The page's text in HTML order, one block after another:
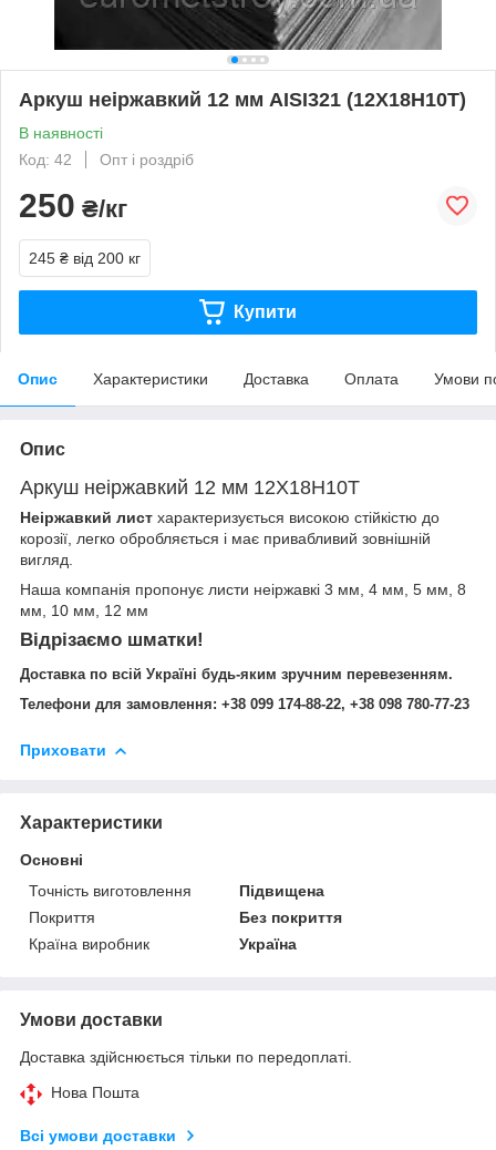
Аркуш неіржавкий 12 мм AISI321 (12Х18Н10Т)
В наявності
Код: 42
Опт і роздріб
250 ₴/кг
245 ₴ від 200 кг
Купити
Опис Характеристики Доставка Оплата Умови
Опис
Аркуш неіржавкий 12 мм 12Х18Н10Т
Неіржавкий лист характеризується високою стійкістю до
корозії, легко обробляється і має привабливий зовнішній
вигляд.
Наша компанія пропонує листи неіржавкі 3 мм, 4 мм, 5 мм, 8
мм, 10 мм, 12 мм
Відрізаємо шматки!
Доставка по всій Україні будь-яким зручним перевезенням.
Телефони для замовлення: +38 099 174-88-22, +38 098 780-77-23
Приховати
Характеристики
Основні
Точність виготовлення
Підвищена
Покриття
Без покриття
Країна виробник
Україна
Умови доставки
Доставка здійснюється тільки по передоплаті.
Нова Пошта
Всі умови доставки